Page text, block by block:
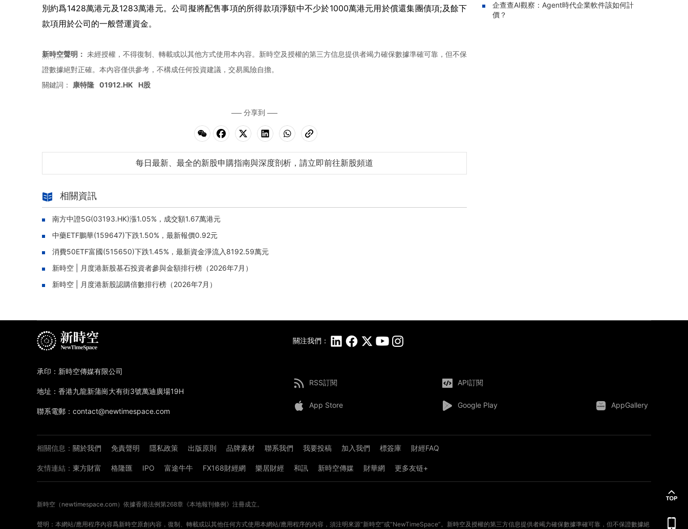
別約爲1428萬港元及 1283萬港元。公司擬將配售事項的所得款項淨額中不少於1000萬港元用於償還集團債項;及餘下
款項用於公司的一般營運資金。
新時空聲明： 未經授權，不得復制、轉載或以其他方式使用本內容。新時空及授權的第三方信息提供者竭力確保數據準確可靠，但不保
證數據絕對正確。本內容僅供參考，不構成任何投資建議，交易風險自擔。
關鍵詞：
康特隆 01912.HK H股
分享到
每日最新、最全的新股申購指南與深度剖析，請立即前往新股頻道
相關資訊
南方中證5G(03193.HK)漲1.05%，成交額1.67萬港元
中藥ETF鵬華(159647)下跌1.50%，最新報價0.92元
消費50ETF富國(515650)下跌1.45%，最新資金淨流入8192.59萬元
新時空 | 月度港新股基石投資者參與金額排行榜（2026年7月）
新時空 | 月度港新股認購倍數排行榜（2026年7月）
企查查AI觀察：Agent時代企業軟件該如何計
價？
關注我們：
RSS訂閱 API訂閱
App Store Google Play AppGallery
相關信息： 關於我們 免責聲明 隱私政策 出版原則 品牌素材 聯系我們 我要投稿 加入我們 標簽庫 財經FAQ
友情連結： 東方財富 格隆匯 IPO 富途牛牛 FX168財經網 樂居財經 和訊 新時空傳媒 財華網 更多友链+
承印：新時空傳媒有限公司
地址：香港九龍新蒲崗大有街3號萬迪廣場19H
聯系電郵：contact@newtimespace.com
新時空（ newtimespace.com）依據香港法例第268章《本地報刊條例》注冊成立。
聲明：本網站/應用程序內容爲新時空原創內容，復制、轉載或以其他任何方式使用本網站/應用程序的內容，須注明來源“新時空”或“NewTimeSpace”。新時空及授權的第三方信息提供者竭力確保數據準確可靠，但不保證數據絕